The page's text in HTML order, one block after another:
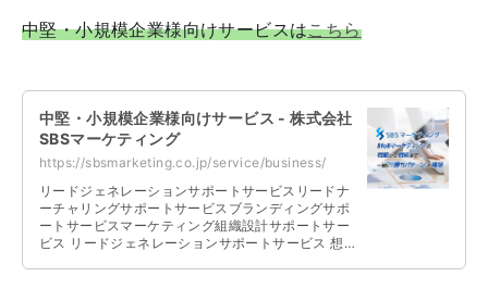
中堅・小規模企業様向けサービスはこちら
中堅・小規模企業様向けサービス - 株式会社
SBSマーケティング
https://sbsmarketing.co.jp/service/business/
リードジェネレーションサポートサービスリードナ
ーチャリングサポートサービスブランディングサポ
ートサービスマーケティング組織設計サポートサー
ビス リードジェネレーションサポートサービス 想